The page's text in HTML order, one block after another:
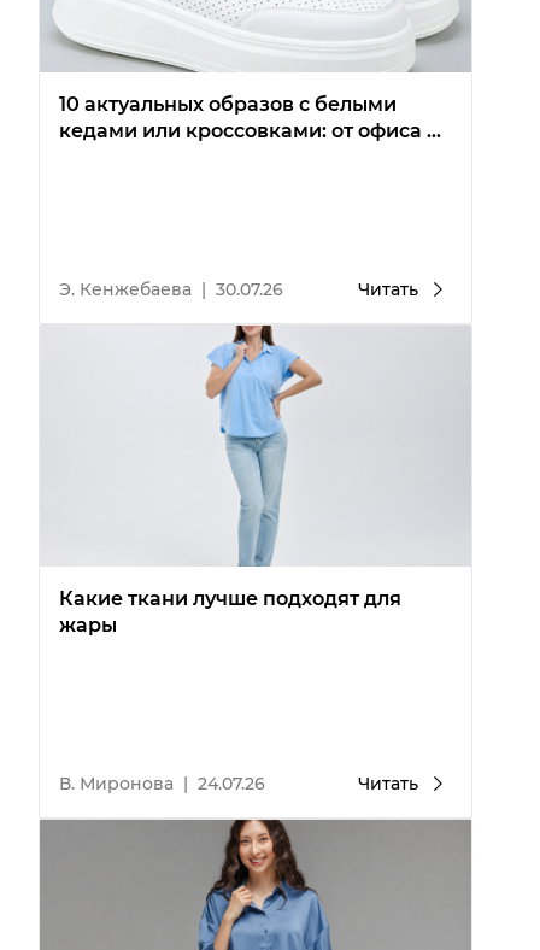
10 актуальных образов с белыми
кедами или кроссовками: от офиса до
Э. Кенжебаева | 30.07.26 Читать
Какие ткани лучше подходят для
жары
В. Миронова | 24.07.26 Читать